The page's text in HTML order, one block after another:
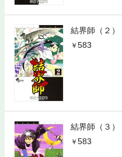
結界師（２）
583
結界師（３）
583